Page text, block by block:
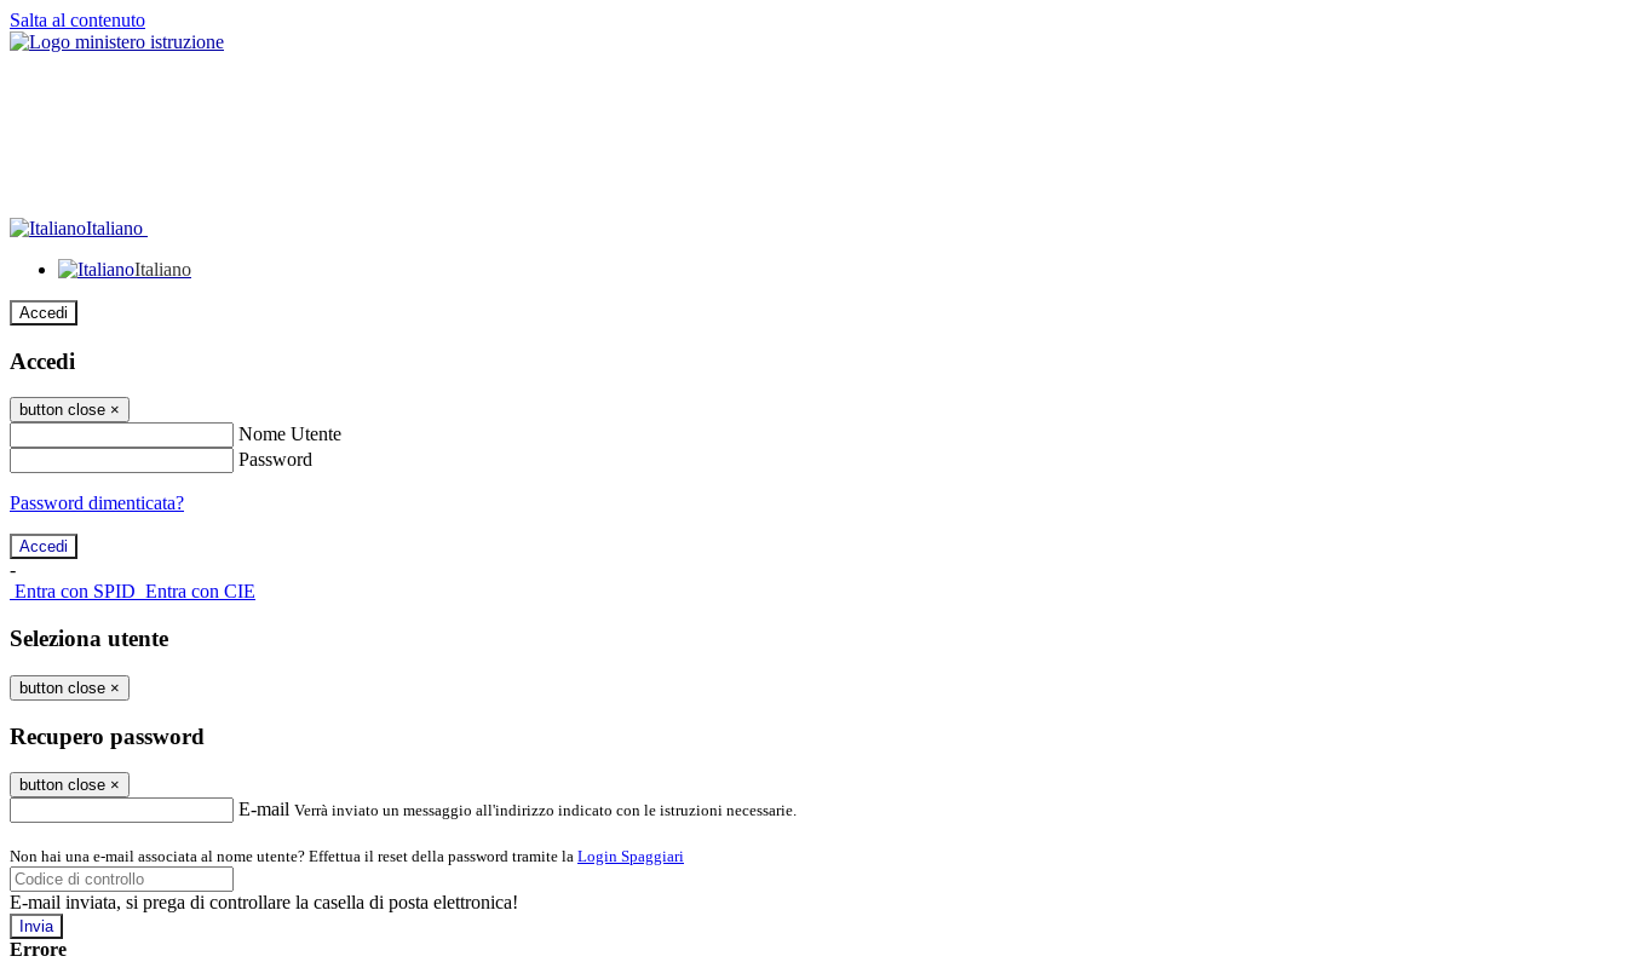
Salta al contenuto
Italiano
Italiano
Accedi
Accedi
button close ×
Nome Utente
Password
Password dimenticata?
-
Entra con SPID Entra con CIE
Seleziona utente
button close ×
Recupero password
button close ×
E-mail Verrà inviato un messaggio all'indirizzo indicato con le istruzioni necessarie.
Non hai una e-mail associata al nome utente? Effettua il reset della password tramite la Login Spaggiari
E-mail inviata, si prega di controllare la casella di posta elettronica!
Errore